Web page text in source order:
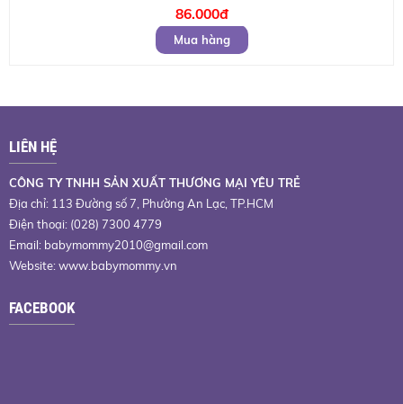
86.000đ
Mua hàng
LIÊN HỆ
CÔNG TY TNHH SẢN XUẤT THƯƠNG MẠI YÊU TRẺ
Địa chỉ: 113 Đường số 7, Phường An Lạc, TP.HCM
Điện thoại: (028) 7300 4779
Email: babymommy2010@gmail.com
Website: www.babymommy.vn
FACEBOOK